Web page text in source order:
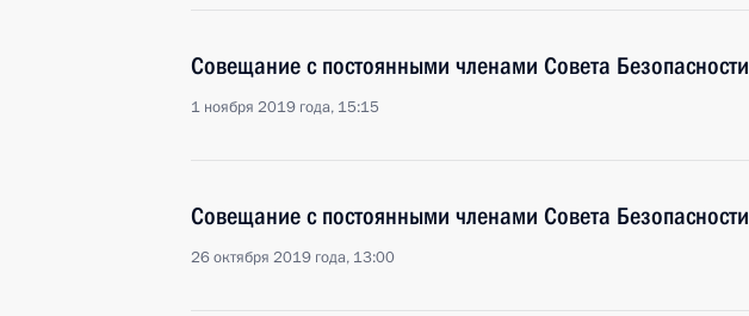
Совещание с постоянными членами Совета Безопасности
1 ноября 2019 года, 15:15
Совещание с постоянными членами Совета Безопасности
26 октября 2019 года, 13:00